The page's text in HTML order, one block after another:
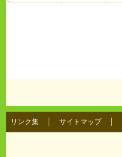
リンク集 サイトマップ